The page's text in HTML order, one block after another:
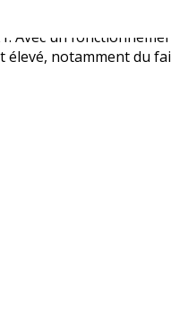
Avec un
élevé, notamment du
et rigoureuse.
comptes ; tous les